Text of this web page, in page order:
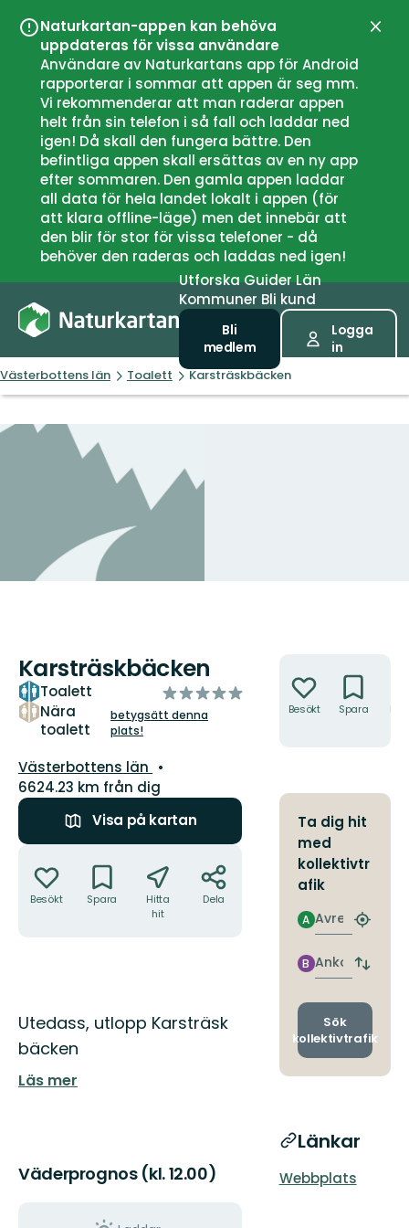
Naturkartan-appen kan behöva
uppdateras för vissa användare
Användare av Naturkartans app för Android
rapporterar i sommar att appen är seg mm.
Vi rekommenderar att man raderar appen
helt från sin telefon i så fall och laddar ned
igen! Då skall den fungera bättre. Den
befintliga appen skall ersättas av en ny app
efter sommaren. Den gamla appen laddar
all data för hela landet lokalt i appen (för
att klara offline-läge) men det innebär att
den blir för stor för vissa telefoner - då
behöver den raderas och laddas ned igen!
UtforskaGuiderLän
Kommuner Bli kund
Bli
medlem
Logga
in
Västerbottens län Toalett Karsträskbäcken
Karsträskbäcken
Toalett
Nära
toalett
av
5
betygsätt denna
plats!
Län:
Västerbottens län
6624.23 km från dig
Visa på kartan
Besökt Spara
Hitta
hit
Dela
Beskrivning
Utedass, utlopp Karsträsk
bäcken
Läs mer
Väderprognos (kl. 12.00)
Besökt Spara
Ta dig hit
med
kollektivtr
afik
Avresa
A
Hitta
Ankomst
B
Byt
och
Sök
kollektivtrafik
Länkar
Webbplats